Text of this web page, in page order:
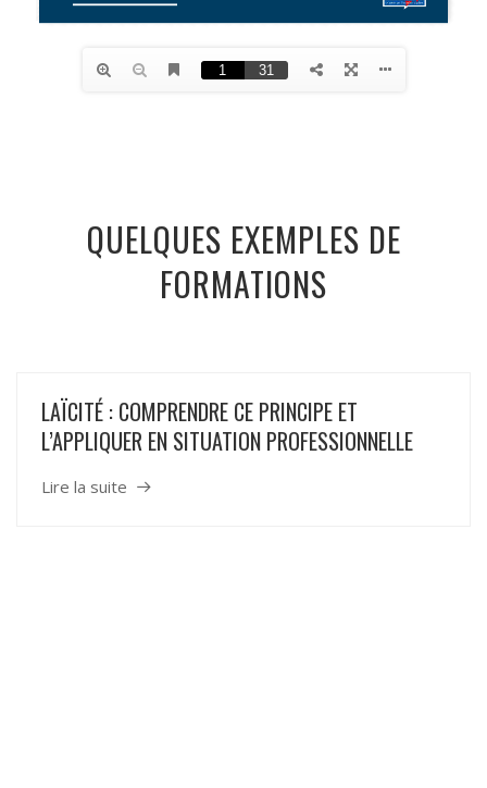
QUELQUES EXEMPLES DE
FORMATIONS
LAÏCITÉ : COMPRENDRE CE PRINCIPE ET
L’APPLIQUER EN SITUATION PROFESSIONNELLE
Lire la suite